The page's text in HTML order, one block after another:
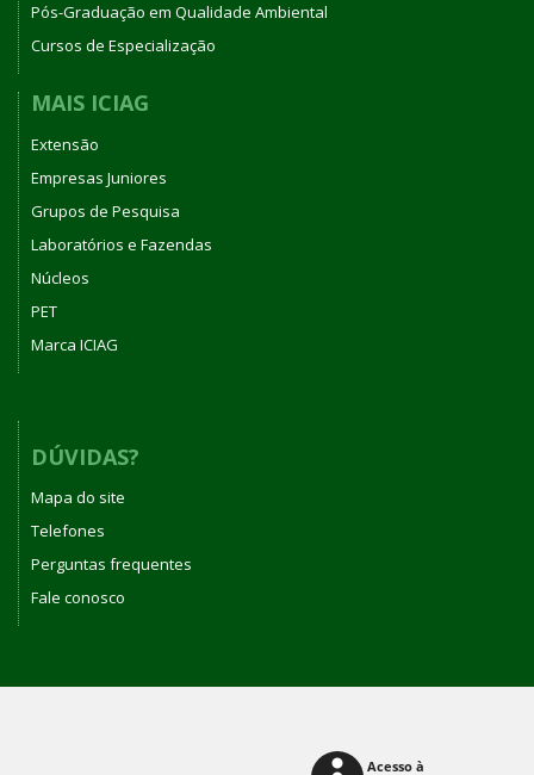
Pós-Graduação em Qualidade Ambiental
Cursos de Especialização
MAIS ICIAG
Extensão
Empresas Juniores
Grupos de Pesquisa
Laboratórios e Fazendas
Núcleos
PET
Marca ICIAG
DÚVIDAS?
Mapa do site
Telefones
Perguntas frequentes
Fale conosco